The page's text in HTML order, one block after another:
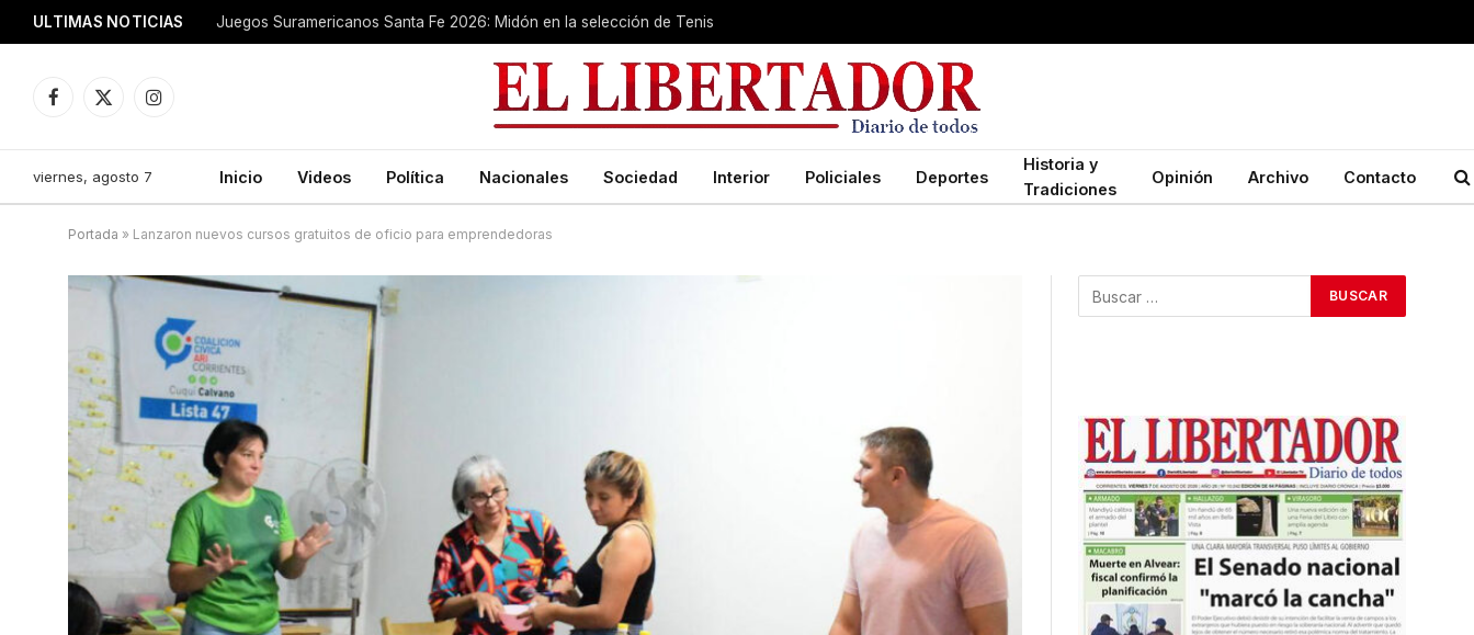
ULTIMAS NOTICIAS Juegos Suramericanos Santa Fe 2026: Midón en la selección de Tenis
Facebook
X
Instagram
viernes, agosto 7 Inicio Videos Política Nacionales Sociedad Interior Policiales Deportes
Historia y
Tradiciones
Opinión Archivo Contacto
Portada » Lanzaron nuevos cursos gratuitos de oficio para emprendedoras